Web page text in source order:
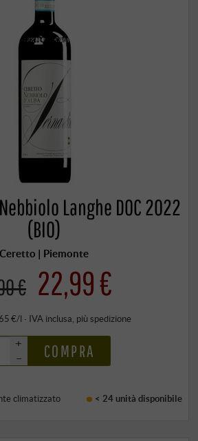
Langhe DOC 2022
(BIO)
Ceretto | Piemonte
€ 22,99 €
€/l · IVA inclusa , più spedizione
+
–
COMPRA
climatizzato < 24 unità disponibile